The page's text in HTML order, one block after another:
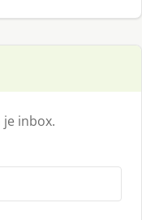
inbox.